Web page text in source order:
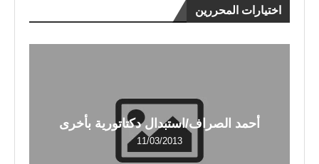
اختيارات المحررين
أحمد الصراف/استبدال دكتاتورية بأخرى
11/03/2013